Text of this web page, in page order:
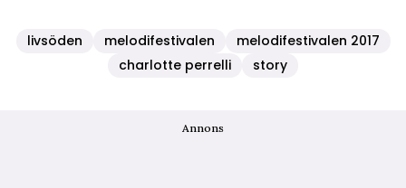
livsöden melodifestivalen
melodifestivalen 2017
charlotte perrelli
story
Annons